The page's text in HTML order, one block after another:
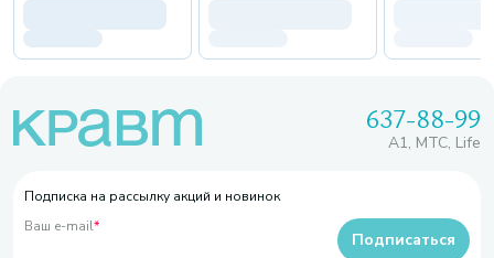
637-88-99
A1, МТС, Life
Подписка на рассылку акций и новинок
Ваш e-mail*
Подписаться